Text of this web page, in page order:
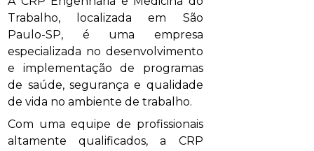
Trabalho, localizada em São
Paulo-SP, é uma empresa
especializada no desenvolvimento
e implementação de programas
de saúde, segurança e qualidade
de vida no ambiente de trabalho.
Com uma equipe de profissionais
altamente qualificados, a CRP